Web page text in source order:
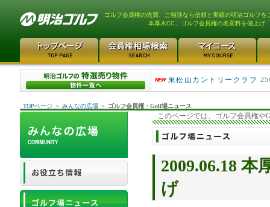
ゴルフ会員権の売買、ご相談なら信頼と実績の明治ゴルフを
本厚木CC、ゴルフ会員権の名変料を値上げ
平塚富士見カントリーク
東松山カントリークラブ
TOPページ ＞ みんなの広場 ＞ ゴルフ会員権・Golf場ニュース
このページでは、ゴルフ会員権や
2009.06.18
げ